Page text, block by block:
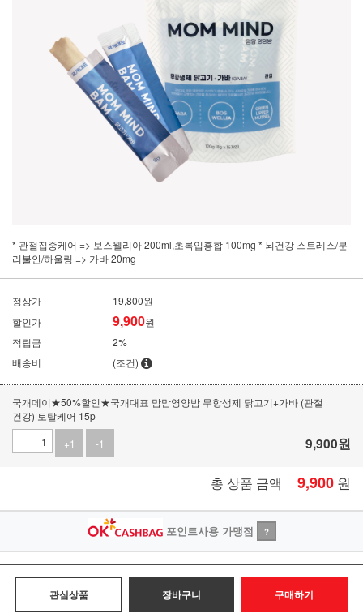
* 관절집중케어 => 보스웰리아 200ml,초록입홍합 100mg * 뇌건강 스트레스/분
리불안/하울링 => 가바 20mg
정상가
19,800원
할인가
9,900원
적립금
2%
배송비
(조건)
국개데이★50%할인★국개대표 맘맘영양밤 무항생제 닭고기+가바 (관절
건강) 토탈케어 15p
+1
-1 9,900원
총 상품 금액 9,900 원
포인트사용 가맹점 ?
관심상품 장바구니 구매하기